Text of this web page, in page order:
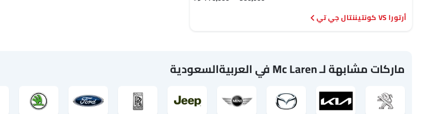
أرتورا VS كونتيننتال جي تي
ماركات مشابهة لـ Mc Laren في العربيةالسعودية